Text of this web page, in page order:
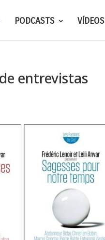
PODCASTS VÍDEOS
entrevistas